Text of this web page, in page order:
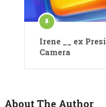
Irene __ ex
Camera
About The Author